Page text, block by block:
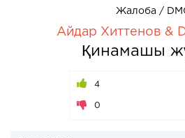
Жалоба /
Айдар Хиттенов &
Қинамашы
4
0